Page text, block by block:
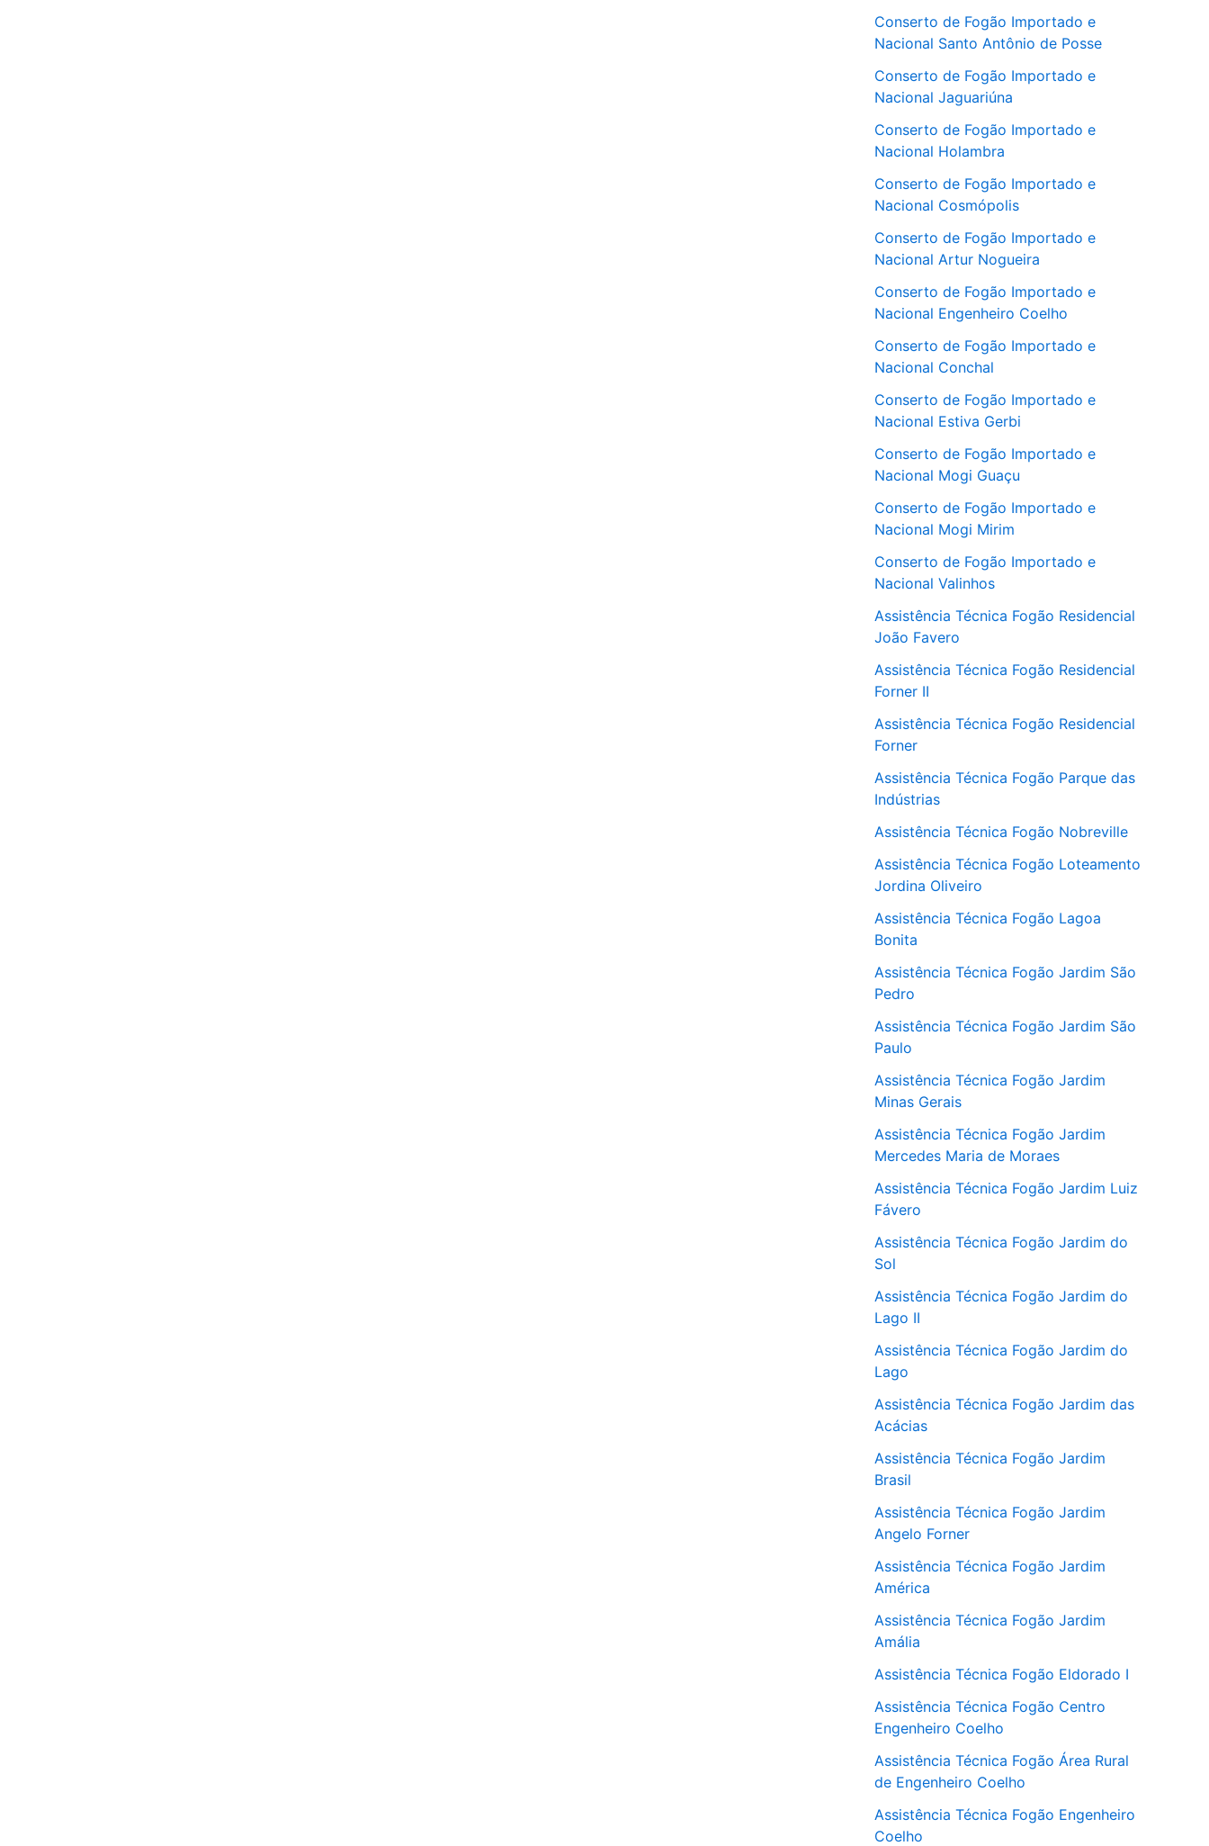
Conserto de Fogão Importado e
Nacional Santo Antônio de Posse
Conserto de Fogão Importado e
Nacional Jaguariúna
Conserto de Fogão Importado e
Nacional Holambra
Conserto de Fogão Importado e
Nacional Cosmópolis
Conserto de Fogão Importado e
Nacional Artur Nogueira
Conserto de Fogão Importado e
Nacional Engenheiro Coelho
Conserto de Fogão Importado e
Nacional Conchal
Conserto de Fogão Importado e
Nacional Estiva Gerbi
Conserto de Fogão Importado e
Nacional Mogi Guaçu
Conserto de Fogão Importado e
Nacional Mogi Mirim
Conserto de Fogão Importado e
Nacional Valinhos
Assistência Técnica Fogão Residencial
João Favero
Assistência Técnica Fogão Residencial
Forner II
Assistência Técnica Fogão Residencial
Forner
Assistência Técnica Fogão Parque das
Indústrias
Assistência Técnica Fogão Nobreville
Assistência Técnica Fogão Loteamento
Jordina Oliveiro
Assistência Técnica Fogão Lagoa
Bonita
Assistência Técnica Fogão Jardim São
Pedro
Assistência Técnica Fogão Jardim São
Paulo
Assistência Técnica Fogão Jardim
Minas Gerais
Assistência Técnica Fogão Jardim
Mercedes Maria de Moraes
Assistência Técnica Fogão Jardim Luiz
Fávero
Assistência Técnica Fogão Jardim do
Sol
Assistência Técnica Fogão Jardim do
Lago II
Assistência Técnica Fogão Jardim do
Lago
Assistência Técnica Fogão Jardim das
Acácias
Assistência Técnica Fogão Jardim
Brasil
Assistência Técnica Fogão Jardim
Angelo Forner
Assistência Técnica Fogão Jardim
América
Assistência Técnica Fogão Jardim
Amália
Assistência Técnica Fogão Eldorado I
Assistência Técnica Fogão Centro
Engenheiro Coelho
Assistência Técnica Fogão Área Rural
de Engenheiro Coelho
Assistência Técnica Fogão Engenheiro
Coelho